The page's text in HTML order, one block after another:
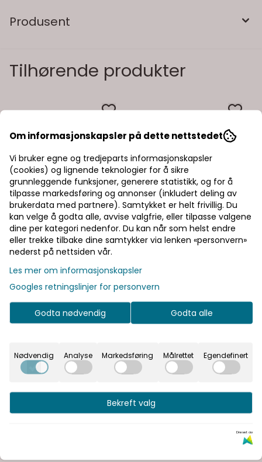
Produsent
Tilhørende produkter
Om informasjonskapsler på dette nettstedet
Vi bruker egne og tredjeparts informasjonskapsler
(cookies) og lignende teknologier for å sikre
grunnleggende funksjoner, generere statistikk, og for å
tilpasse markedsføring og annonser (inkludert deling av
brukerdata med partnere). Samtykket er helt frivillig. Du
kan velge å godta alle, avvise valgfrie, eller tilpasse valgene
dine per kategori nedenfor. Du kan når som helst endre
eller trekke tilbake dine samtykker via lenken «personvern»
nederst på nettsiden vår.
Les mer om informasjonskapsler
Googles retningslinjer for personvern
Godta nødvendig Godta alle
Nødvendig Analyse Markedsføring Målrettet Egendefinert
Bekreft valg
Drevet av